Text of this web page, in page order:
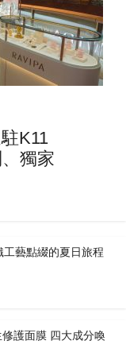
K11
獨家
藝點綴的夏日旅程
護面膜 四大成分喚